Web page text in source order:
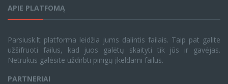
APIE PLATFOMĄ
Parsiusk.lt platforma leidžia jums dalintis failais. Taip pat galite
užšifruoti failus, kad juos galėtų skaityti tik jūs ir gavėjas.
Netrukus galėsite uždirbti pinigų įkeldami failus.
PARTNERIAI